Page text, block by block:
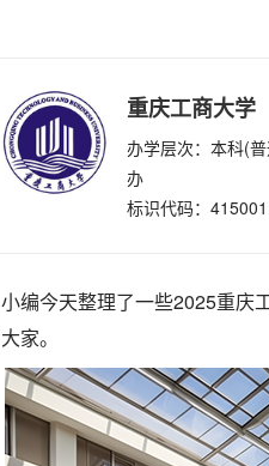
重庆工商大学
办学层次：本科(
办
标识代码：
小编今天整理了一些2025重庆
大家。